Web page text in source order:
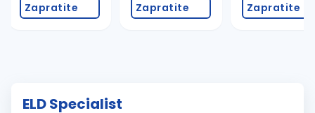
Zapratite Zapratite Zapratite
ELD Specialist